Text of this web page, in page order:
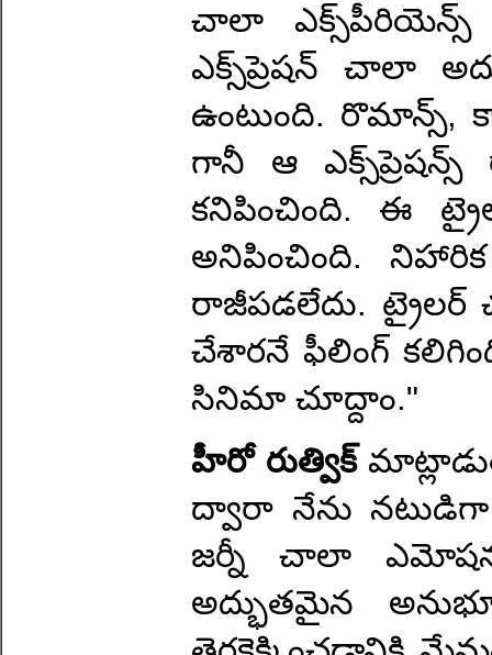
చాలా ఎక్స్‌పీరియెన్స్
ఎక్స్‌ప్రెషన్ చాలా
ఉంటుంది.
గానీ ఆ
కనిపించింది. ఈ
అనిపించింది.
రాజీపడలేదు.
చేశారనే ఫీలింగ్
సినిమా చూద్దాం."
హీరో రుత్విక్
ద్వారా నేను నటుడిగా
జర్నీ చాలా
అద్భుతమైన